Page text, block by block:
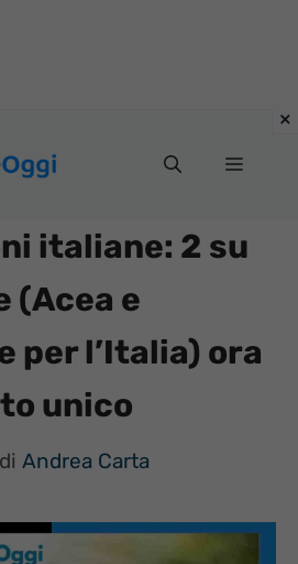
Menu
italiane: 2 su
(Acea e
per l’Italia) ora
unico
di Andrea Carta